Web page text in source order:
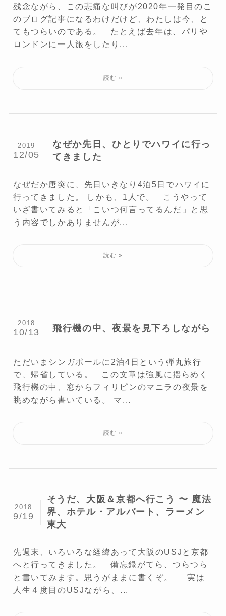
残念ながら、この悲痛な叫びが2020年一発目のこ
のブログ記事になるわけだけど、わたしは今、と
てもつらいのである。 たとえば去年は、パリや
ロンドンに一人旅をしたり...
なぜか先日、ひとりでハワイに行っ
てきました
2019
12/05
なぜだか唐突に、先日いきなり4泊5日でハワイに
行ってきました。 しかも、1人で。 こうやって
いざ書いてみると「こいつ何言ってるんだ」と思
う内容でしかありませんが...
飛行機の中、夜景を見下ろしながら
2018
10/13
ただいまシンガポールに2泊4日という弾丸旅行
で、帰省している。 この文章は強風に揺らめく
飛行機の中、窓からフィリピンのマニラの夜景を
眺めながら書いている。 マ...
そうだ、大阪＆京都へ行こう 〜 魔法
界、ホテル・アルバート、ラーメン
東大
2018
9/19
先週末、いろいろな経緯あって大阪のUSJと京都
へと行ってきました。 備忘録がてら、つらつら
と書いてみます。思うがままに書くぞ。 実は
人生４度目のUSJながら、...